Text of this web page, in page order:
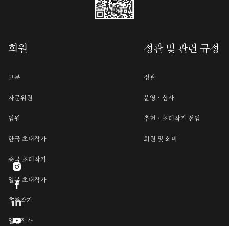
회원
고문
자문위원
임원
한국 초대작가
중국 초대작가
일본 초대작가
추천작가
일반작가
정관 및 관련 규정
정관
운영ㆍ심사
추천ㆍ초대작가 선임
회원 및 회비


